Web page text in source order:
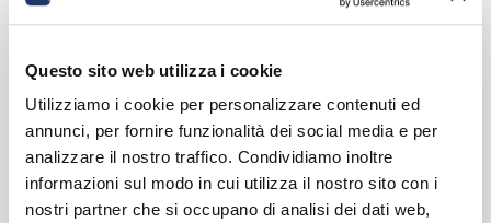
Questo sito web utilizza i cookie
Utilizziamo i cookie per personalizzare contenuti ed
annunci, per fornire funzionalità dei social media e per
analizzare il nostro traffico. Condividiamo inoltre
informazioni sul modo in cui utilizza il nostro sito con i
nostri partner che si occupano di analisi dei dati web,